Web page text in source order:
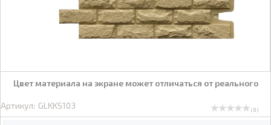
Цвет материала на экране может отличаться от реального
Артикул: GLKKS103 ( 0 )